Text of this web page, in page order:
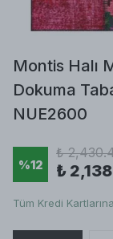
Montis Halı
Dokuma
NUE2600
%12
₺
₺
Tüm Kredi